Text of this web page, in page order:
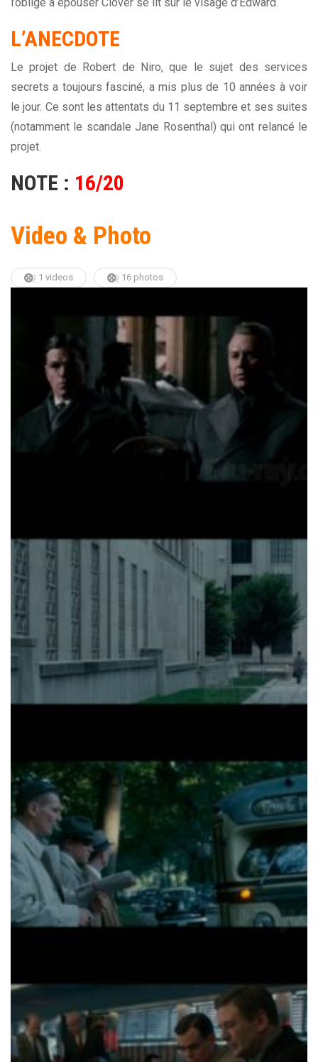
L’ANECDOTE
Le projet de Robert de Niro, que le sujet des services
secrets a toujours fasciné, a mis plus de 10 années à voir
le jour. Ce sont les attentats du 11 septembre et ses suites
(notamment le scandale Jane Rosenthal) qui ont relancé le
projet.
NOTE : 16/20
Video & Photo
1 videos 16 photos